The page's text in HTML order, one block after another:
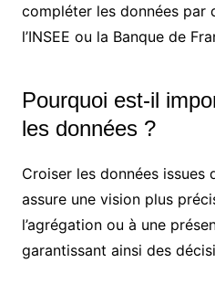
compléter les données par
l’INSEE ou la Banque de
Pourquoi est-il
les données ?
Croiser les données issues
assure une vision plus
l’agrégation ou à une
garantissant ainsi des